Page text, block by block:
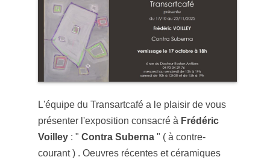
L'équipe du Transartcafé a le plaisir de vous
présenter l'exposition consacré à Frédéric
Voilley: " Contra Suberna" ( à contre-
courant ) . Oeuvres récentes et céramiques